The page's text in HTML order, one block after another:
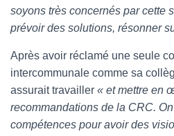
soyons très concernés par cette
prévoir des solutions, résonner
Après avoir réclamé une seule
intercommunale comme sa
assurait travailler « et mettre en
recommandations de la CRC.
compétences pour avoir des